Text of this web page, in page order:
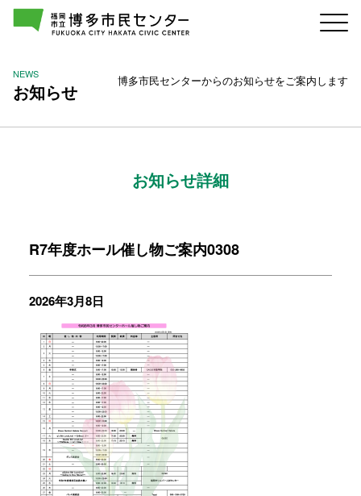
NEWS
お知らせ 博多市民センターからのお知らせをご案内します
お知らせ詳細
R7年度ホール催し物ご案内0308
2026年3月8日